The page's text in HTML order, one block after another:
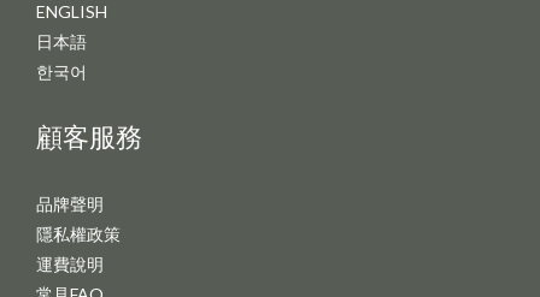
ENGLISH
日本語
한국어
顧客服務
品牌聲明
隱私權政策
運費說明